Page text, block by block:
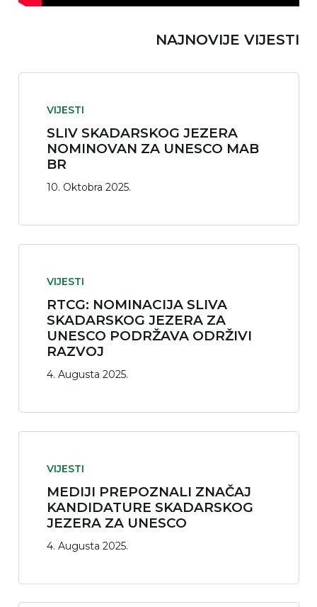
NAJNOVIJE VIJESTI
VIJESTI
SLIV SKADARSKOG JEZERA
NOMINOVAN ZA UNESCO MAB
BR
10. Oktobra 2025.
VIJESTI
RTCG: NOMINACIJA SLIVA
SKADARSKOG JEZERA ZA
UNESCO PODRŽAVA ODRŽIVI
RAZVOJ
4. Augusta 2025.
VIJESTI
MEDIJI PREPOZNALI ZNAČAJ
KANDIDATURE SKADARSKOG
JEZERA ZA UNESCO
4. Augusta 2025.